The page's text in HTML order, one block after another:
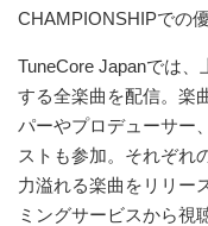
CHAMPIONSHIPでの
TuneCore Japanでは
する全楽曲を配信。楽
パーやプロデューサー
ストも参加。それぞれ
力溢れる楽曲をリリー
ミングサービスから視